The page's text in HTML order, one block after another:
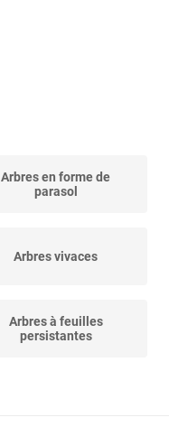
Arbres en forme de
parasol
Arbres vivaces
Arbres à feuilles
persistantes